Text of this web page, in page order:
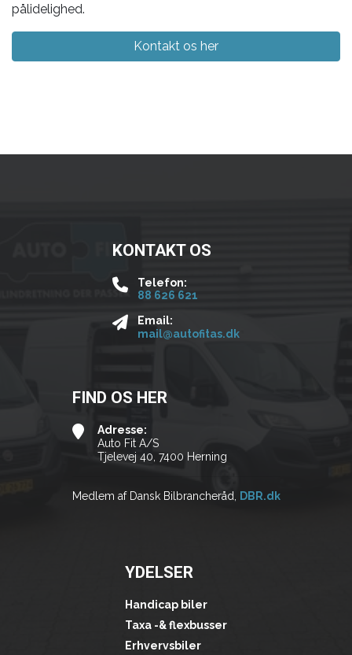
pålidelighed.
Kontakt os her
KONTAKT OS
Telefon:
88 626 621
Email:
mail@autofitas.dk
FIND OS HER
Adresse:
Auto Fit A/S
Tjelevej 40, 7400 Herning
Medlem af Dansk Bilbrancheråd, DBR.dk
YDELSER
Handicap biler
Taxa -& flexbusser
Erhvervsbiler